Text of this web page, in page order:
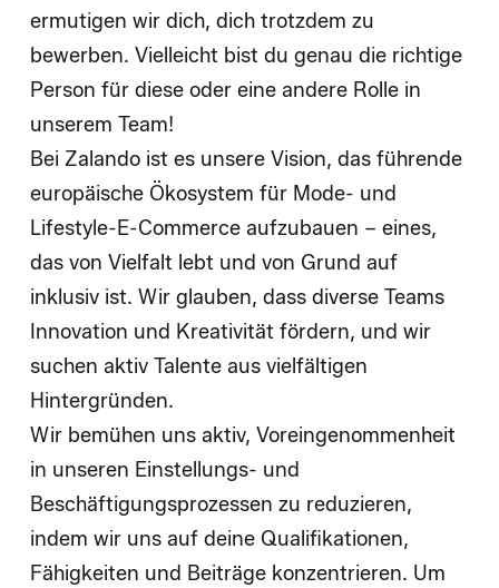
ermutigen wir dich, dich trotzdem zu
bewerben. Vielleicht bist du genau die richtige
Person für diese oder eine andere Rolle in
unserem Team!
Bei Zalando ist es unsere Vision, das führende
europäische Ökosystem für Mode- und
Lifestyle-E-Commerce aufzubauen – eines,
das von Vielfalt lebt und von Grund auf
inklusiv ist. Wir glauben, dass diverse Teams
Innovation und Kreativität fördern, und wir
suchen aktiv Talente aus vielfältigen
Hintergründen.
Wir bemühen uns aktiv, Voreingenommenheit
in unseren Einstellungs- und
Beschäftigungsprozessen zu reduzieren,
indem wir uns auf deine Qualifikationen,
Fähigkeiten und Beiträge konzentrieren. Um